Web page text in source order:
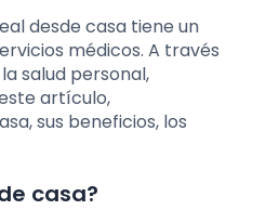
desde casa tiene un
médicos. A través
salud personal,
artículo,
sus beneficios, los
casa?